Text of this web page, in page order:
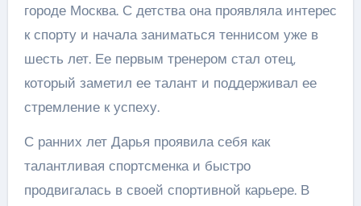
городе Москва. С детства она проявляла интерес
к спорту и начала заниматься теннисом уже в
шесть лет. Ее первым тренером стал отец,
который заметил ее талант и поддерживал ее
стремление к успеху.
С ранних лет Дарья проявила себя как
талантливая спортсменка и быстро
продвигалась в своей спортивной карьере. В